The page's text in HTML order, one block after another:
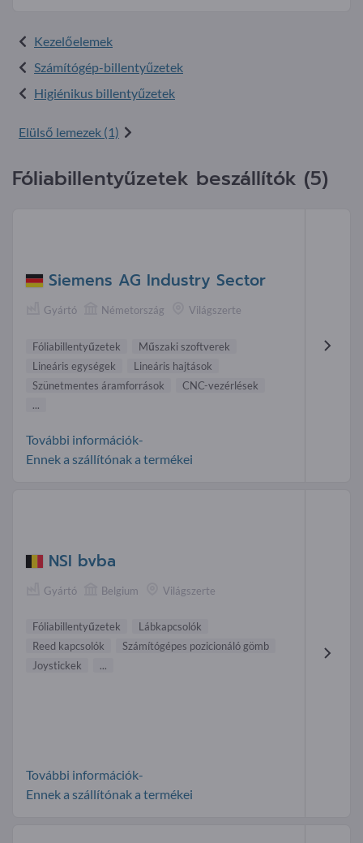
Kezelőelemek
Számítógép-billentyűzetek
Higiénikus billentyűzetek
Elülső lemezek (1)
Fóliabillentyűzetek beszállítók (5)
Siemens AG Industry Sector
Gyártó Németország Világszerte
Fóliabillentyűzetek
Műszaki szoftverek
Lineáris egységek
Lineáris hajtások
Szünetmentes áramforrások
CNC-vezérlések
...
További információk-
Ennek a szállítónak a termékei
NSI bvba
Gyártó Belgium Világszerte
Fóliabillentyűzetek
Lábkapcsolók
Reed kapcsolók
Számítógépes pozicionáló gömb
Joystickek
...
További információk-
Ennek a szállítónak a termékei